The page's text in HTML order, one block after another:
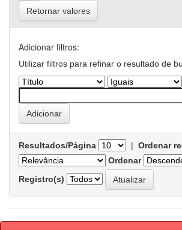
Retornar valores
Adicionar filtros:
Utilizar filtros para refinar o resultado de
Resultados/Página | Ordenar
Ordenar
Registro(s)